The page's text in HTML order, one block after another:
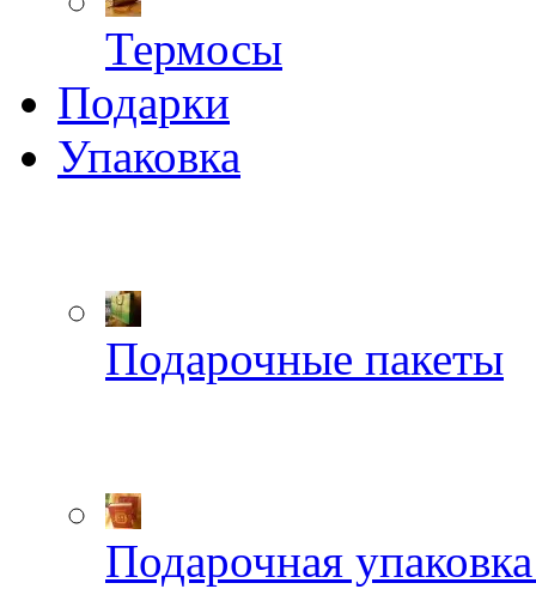
Термосы
Подарки
Упаковка
Подарочные пакеты
Подарочная